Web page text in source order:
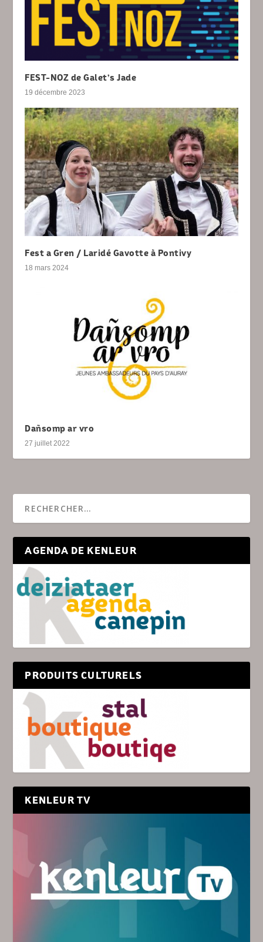
FEST-NOZ de Galet’s Jade
19 décembre 2023
Fest a Gren / Laridé Gavotte à Pontivy
18 mars 2024
Dañsomp ar vro
27 juillet 2022
AGENDA DE KENLEUR
PRODUITS CULTURELS
KENLEUR TV